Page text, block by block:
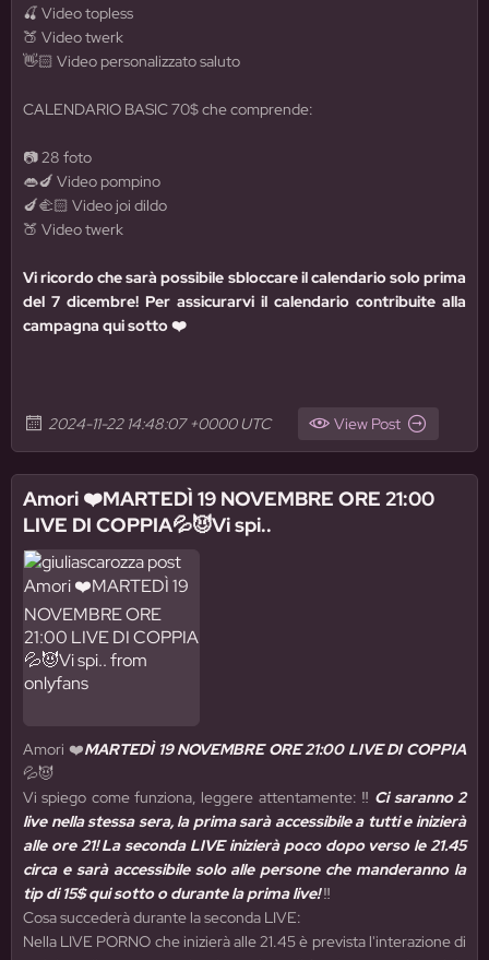
🍒 Video topless
🍑 Video twerk
👋🏻 Video personalizzato saluto
CALENDARIO BASIC 70$che comprende:
📷28 foto
👄🍆 Video pompino
🍆🫲🏻 Video joi dildo
🍑 Video twerk
Vi ricordo che sarà possibile sbloccare il calendario solo prima
del 7 dicembre! Per assicurarvi il calendario contribuite alla
campagna qui sotto ❤️
2024-11-22 14:48:07 +0000 UTC View Post
Amori ❤️MARTEDÌ 19 NOVEMBRE ORE 21:00
LIVE DI COPPIA💦😈Vi spi..
Amori ❤️MARTEDÌ 19 NOVEMBRE ORE 21:00 LIVE DI COPPIA
💦😈
Vi spiego come funziona, leggere attentamente: ‼️ Ci saranno 2
live nella stessa sera, la prima sarà accessibile a tutti e inizierà
alle ore 21! La seconda LIVE inizierà poco dopo verso le 21.45
circa e sarà accessibile solo alle persone che manderanno la
tip di 15$ qui sotto o durante la prima live!‼️
Cosa succederà durante la seconda LIVE:
Nella LIVE PORNO che inizierà alle 21.45 è prevista l'interazione di